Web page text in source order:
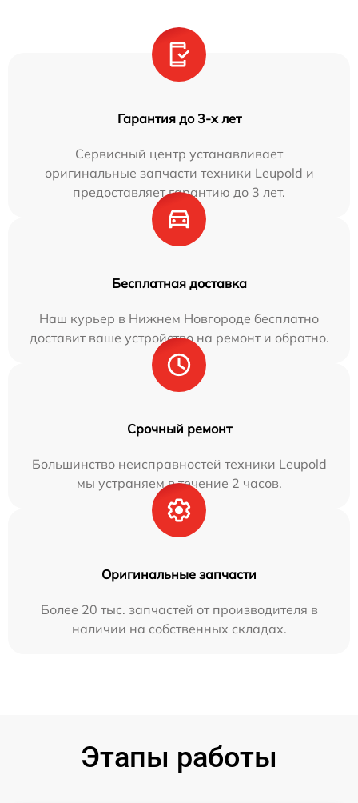
Гарантия до 3-х лет
Сервисный центр устанавливает
оригинальные запчасти техники Leupold и
предоставляет гарантию до 3 лет.
Бесплатная доставка
Наш курьер в Нижнем Новгороде бесплатно
доставит ваше устройство на ремонт и обратно.
Срочный ремонт
Большинство неисправностей техники Leupold
мы устраняем в течение 2 часов.
Оригинальные запчасти
Более 20 тыс. запчастей от производителя в
наличии на собственных складах.
Этапы работы